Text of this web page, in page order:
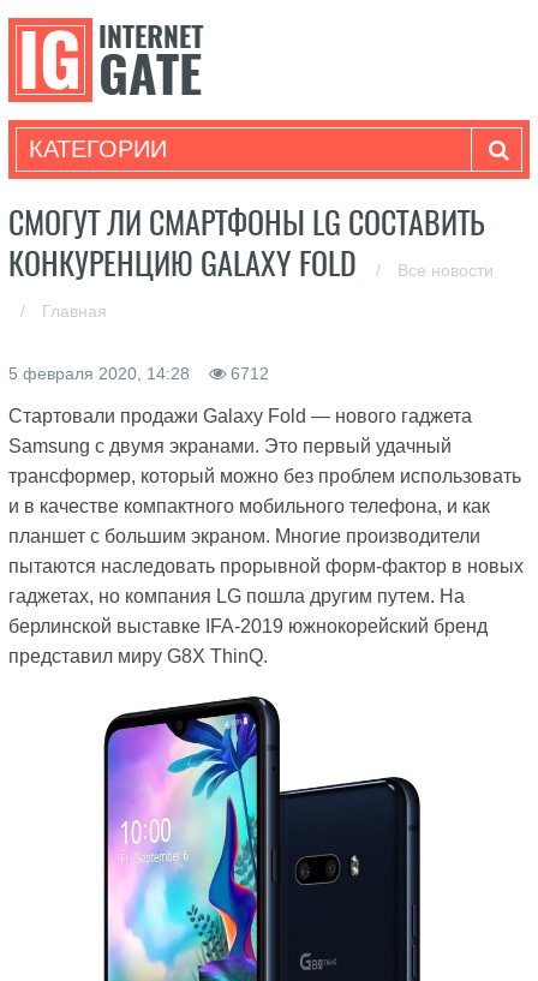
КАТЕГОРИИ
СМОГУТ ЛИ СМАРТФОНЫ LG СОСТАВИТЬ
КОНКУРЕНЦИЮ GALAXY FOLD
/ Все новости
/ Главная
5 февраля 2020, 14:28 6712
Стартовали продажи Galaxy Fold — нового гаджета
Samsung с двумя экранами. Это первый удачный
трансформер, который можно без проблем использовать
и в качестве компактного мобильного телефона, и как
планшет с большим экраном. Многие производители
пытаются наследовать прорывной форм-фактор в новых
гаджетах, но компания LG пошла другим путем. На
берлинской выставке IFA-2019 южнокорейский бренд
представил миру G8X ThinQ.